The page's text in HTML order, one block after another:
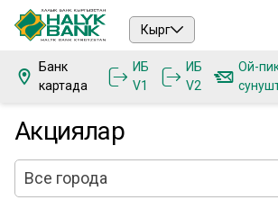
Кырг
Банк
картада
ИБ
V1
ИБ
V2
Ой-
Акциялар
Все города